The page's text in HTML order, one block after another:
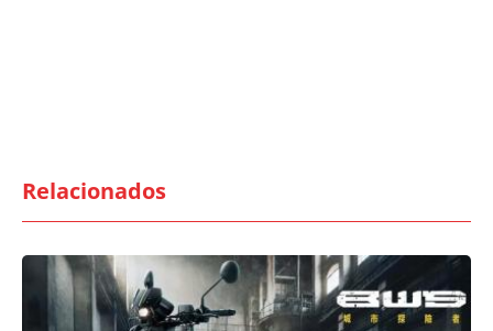
Relacionados